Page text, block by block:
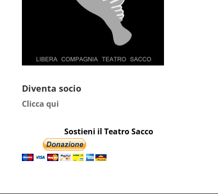
Diventa socio
Clicca qui
Sostieni il Teatro Sacco